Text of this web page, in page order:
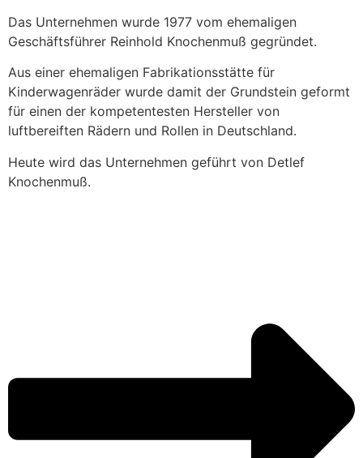
Das Unternehmen wurde 1977 vom ehemaligen
Geschäftsführer Reinhold Knochenmuß gegründet.
Aus einer ehemaligen Fabrikationsstätte für
Kinderwagenräder wurde damit der Grundstein geformt
für einen der kompetentesten Hersteller von
luftbereiften Rädern und Rollen in Deutschland.
Heute wird das Unternehmen geführt von Detlef
Knochenmuß.